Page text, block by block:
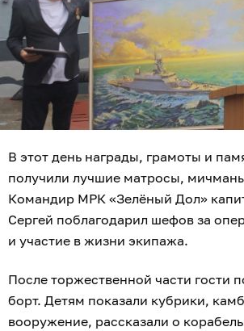
В этот день награды, грамоты и
получили лучшие матросы,
Командир МРК «Зелёный Дол»
Сергей поблагодарил шефов за
и участие в жизни экипажа.
После торжественной части гости
борт. Детям показали кубрики,
вооружение, рассказали о